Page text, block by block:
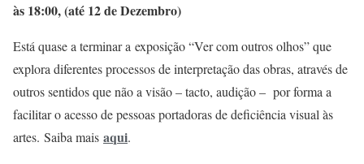
às 18:00, (até 12 de Dezembro)
Está quase a terminar a exposição “Ver com outros olhos” que
explora diferentes processos de interpretação das obras, através de
outros sentidos que não a visão – tacto, audição – por forma a
facilitar o acesso de pessoas portadoras de deficiência visual às
artes. Saiba mais aqui.